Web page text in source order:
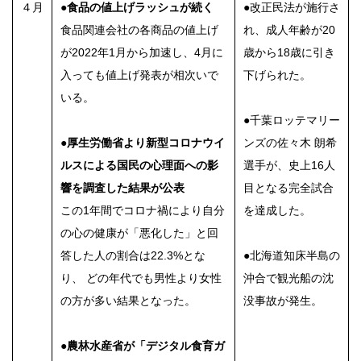
４月
●食品の値上げラッシュが続く
食品関連会社の各商品の値上げ
が2022年1月から加速し、4月に
入っても値上げ発表が相次いで
いる。
●厚生労働省より新型コロナウイ
ルスによる国民の心理面への影
響を調査した結果が公表
この1年間でコロナ禍により自分
の心の健康が「悪化した」と回
答した人の割合は22.3%とな
り、 どの年代でも男性より女性
の方が多い結果となった。
●農林水産省が「デジタル食育ガ
●改正民法が施行さ
れ、成人年齢が20
歳から18歳に引き
下げられた。
●千葉ロッテマリー
ンズの佐々木 朗希
選手が、史上16人
目となる完全試合
を達成した。
●北海道知床半島の
沖合で観光船の沈
没事故が発生。